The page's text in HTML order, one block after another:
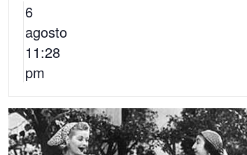
6
agosto
11:28
pm